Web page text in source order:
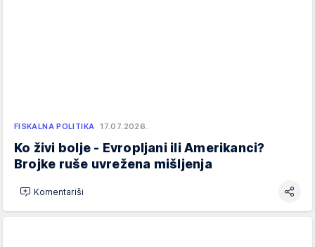
FISKALNA POLITIKA 17.07.2026.
Ko živi bolje - Evropljani ili Amerikanci?
Brojke ruše uvrežena mišljenja
Komentariši